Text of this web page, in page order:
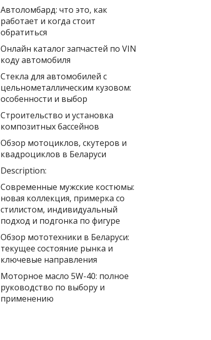
Автоломбард: что это, как
работает и когда стоит
обратиться
Онлайн каталог запчастей по VIN
коду автомобиля
Стекла для автомобилей с
цельнометаллическим кузовом:
особенности и выбор
Строительство и установка
композитных бассейнов
Обзор мотоциклов, скутеров и
квадроциклов в Беларуси
Description:
Современные мужские костюмы:
новая коллекция, примерка со
стилистом, индивидуальный
подход и подгонка по фигуре
Обзор мототехники в Беларуси:
текущее состояние рынка и
ключевые направления
Моторное масло 5W-40: полное
руководство по выбору и
применению